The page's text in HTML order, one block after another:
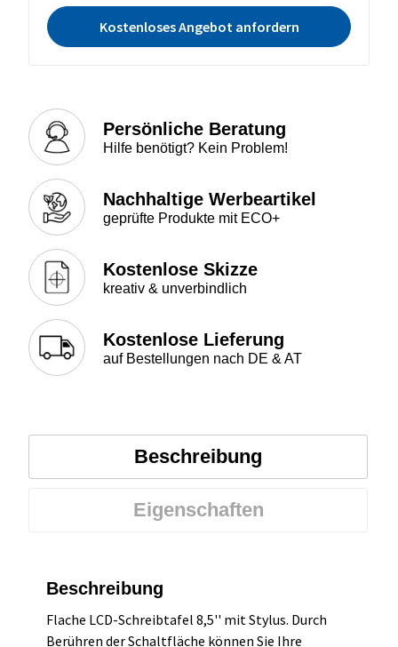
Kostenloses Angebot anfordern
Persönliche Beratung
Hilfe benötigt? Kein Problem!
Nachhaltige Werbeartikel
geprüfte Produkte mit ECO+
Kostenlose Skizze
kreativ & unverbindlich
Kostenlose Lieferung
auf Bestellungen nach DE & AT
Beschreibung
Eigenschaften
Beschreibung
Flache LCD-Schreibtafel 8,5'' mit Stylus. Durch
Berühren der Schaltfläche können Sie Ihre